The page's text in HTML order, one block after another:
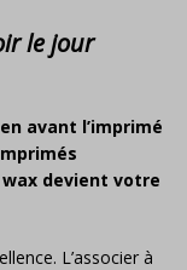
le jour
avant l’imprimé
devient votre
L’associer à